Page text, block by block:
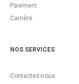
Paiement
Carrière
NOS SERVICES
Contactez-nous